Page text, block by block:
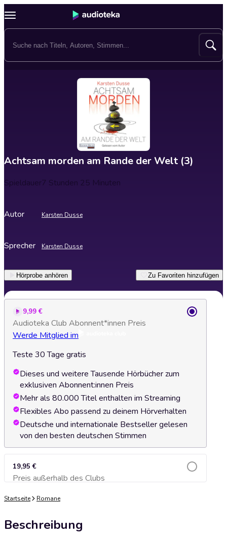
Achtsam morden am Rande der Welt (3)
Spieldauer7 Stunden 25 Minuten
Autor Karsten Dusse
Sprecher Karsten Dusse
Hörprobe anhören Zu Favoriten hinzufügen
9,99 €
Audioteka Club Abonnent*innen Preis
Werde Mitglied im
Teste 30 Tage gratis
Dieses und weitere Tausende Hörbücher zum
exklusiven Abonnent:innen Preis
Mehr als 80.000 Titel enthalten im Streaming
Flexibles Abo passend zu deinem Hörverhalten
Deutsche und internationale Bestseller gelesen
von den besten deutschen Stimmen
19,95 €
Preis außerhalb des ClubsZum Warenkorb hinzufügen
Startseite Romane
Beschreibung